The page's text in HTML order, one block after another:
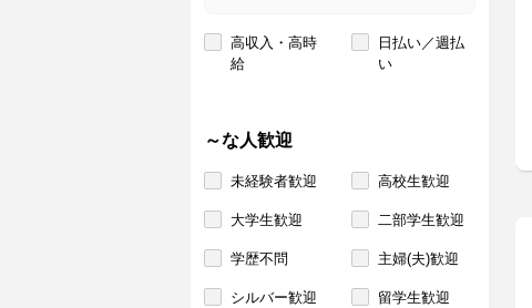
高収入・高時
給
日払い／週払
い
～な人歓迎
未経験者歓迎 高校生歓迎
大学生歓迎 二部学生歓迎
学歴不問 主婦(夫)歓迎
シルバー歓迎 留学生歓迎